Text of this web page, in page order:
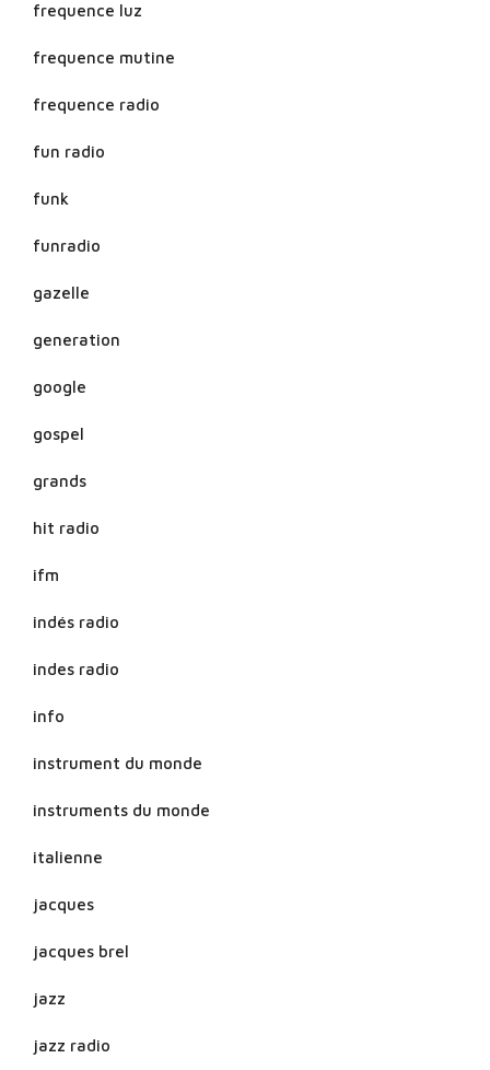
frequence luz
frequence mutine
frequence radio
fun radio
funk
funradio
gazelle
generation
google
gospel
grands
hit radio
ifm
indés radio
indes radio
info
instrument du monde
instruments du monde
italienne
jacques
jacques brel
jazz
jazz radio